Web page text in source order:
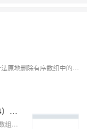
如何在不使用额外空间的情况下，通过双指针法原地删除有序数组中的重复项。
LeetCode------合并两个有序数组（4）【数组】
这篇文章介绍了LeetCode上的"合并两个有序数组"问题，并提供了三种解法：第一种是使用Java的Arrays.sort()方法直接对合并后的数组进行排序；第二种是使用辅助数组和双指针技术进行合并；第三种则是从后向前的双指针方法，避免了使用额外的辅助数组。